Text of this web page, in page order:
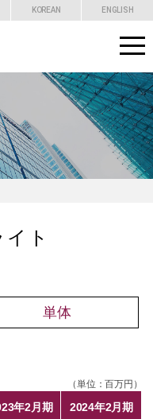
KOREAN ENGLISH
toggle
ト
単体
（単位：百万円）
年2月期 2024年2月期